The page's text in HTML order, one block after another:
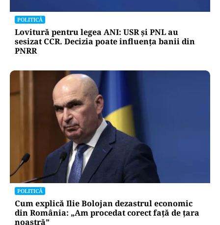
POLITICĂ
Lovitură pentru legea ANI: USR și PNL au
sesizat CCR. Decizia poate influența banii din
PNRR
POLITICĂ
Cum explică Ilie Bolojan dezastrul economic
din România: „Am procedat corect față de țara
noastră”